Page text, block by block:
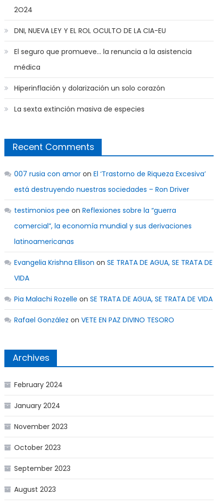
2O24
DNI, NUEVA LEY Y EL ROL OCULTO DE LA CIA-EU
El seguro que promueve… la renuncia a la asistencia
médica
Hiperinflación y dolarización un solo corazón
La sexta extinción masiva de especies
Recent Comments
007 rusia con amoron El ‘Trastorno de Riqueza Excesiva’
está destruyendo nuestras sociedades – Ron Driver
testimonios pee on Reflexiones sobre la “guerra
comercial”, la economía mundial y sus derivaciones
latinoamericanas
Evangelia Krishna Ellison on SE TRATA DE AGUA, SE TRATA DE
VIDA
Pia Malachi Rozelle on SE TRATA DE AGUA, SE TRATA DE VIDA
Rafael González on VETE EN PAZ DIVINO TESORO
Archives
February 2024
January 2024
November 2023
October 2023
September 2023
August 2023